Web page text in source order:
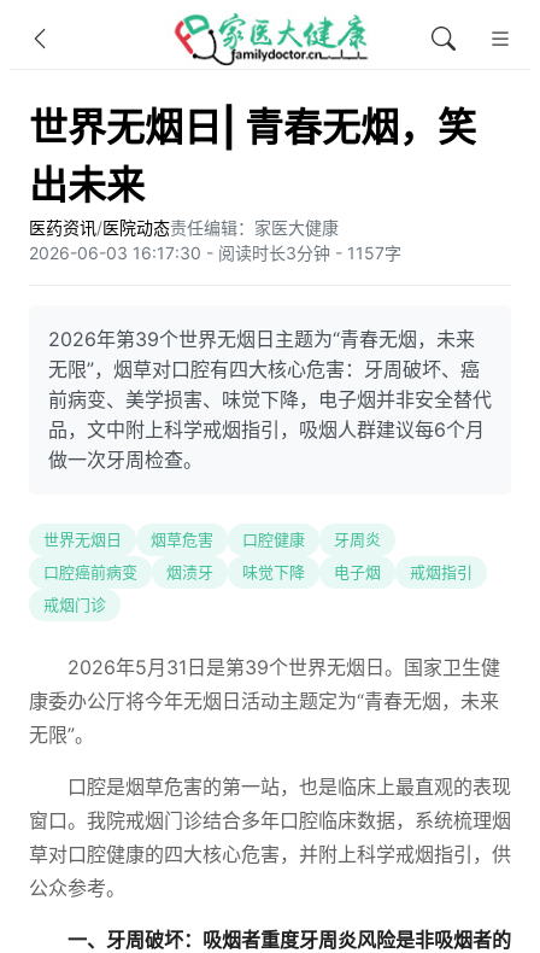
世界无烟日| 青春无烟，笑
出未来
医药资讯/医院动态责任编辑：家医大健康
2026-06-03 16:17:30 - 阅读时长3分钟 - 1157字
2026年第39个世界无烟日主题为“青春无烟，未来
无限”，烟草对口腔有四大核心危害：牙周破坏、癌
前病变、美学损害、味觉下降，电子烟并非安全替代
品，文中附上科学戒烟指引，吸烟人群建议每6个月
做一次牙周检查。
世界无烟日 烟草危害 口腔健康
牙周炎
口腔癌前病变
烟渍牙 味觉下降 电子烟
戒烟指引
戒烟门诊
2026年5月31日是第39个世界无烟日。国家卫生健
康委办公厅将今年无烟日活动主题定为“青春无烟，未来
无限”。
口腔是烟草危害的第一站，也是临床上最直观的表现
窗口。我院戒烟门诊结合多年口腔临床数据，系统梳理烟
草对口腔健康的四大核心危害，并附上科学戒烟指引，供
公众参考。
一、牙周破坏：吸烟者重度牙周炎风险是非吸烟者的